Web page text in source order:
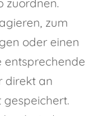
zuordnen.
zum
oder einen
entsprechende
direkt an